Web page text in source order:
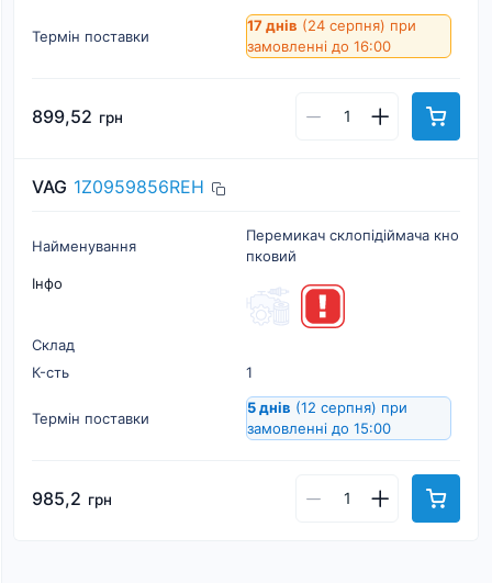
Термін поставки
17 днів (24 серпня) при
замовленні до 16:00
899,52 грн
VAG 1Z0959856REH
Найменування
Перемикач склопiдiймача кно
пковий
Інфо
Склад
К-cть
1
Термін поставки
5 днів (12 серпня) при
замовленні до 15:00
985,2 грн